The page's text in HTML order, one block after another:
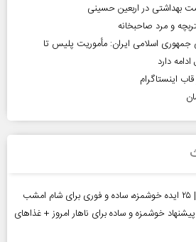
و مرد صاحبخانه
جمهوری اسلامی ایران­: مأموریت پلیس تا
دارد
اینستاگرام
ناهار چی درست کنم؟ | ۲۰ پیشنهاد خوشمزه و ساده برای ناهار امروز + غذاهای